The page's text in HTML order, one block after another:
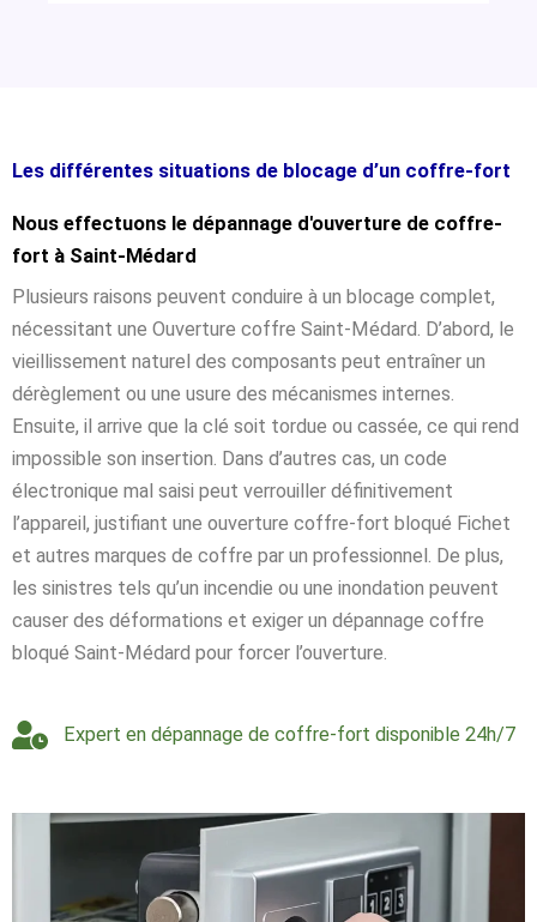
Les différentes situations de blocage d’un coffre-fort
Nous effectuons le dépannage d'ouverture de coffre-
fort à Saint-Médard
Plusieurs raisons peuvent conduire à un blocage complet,
nécessitant une Ouverture coffre Saint-Médard. D’abord, le
vieillissement naturel des composants peut entraîner un
dérèglement ou une usure des mécanismes internes.
Ensuite, il arrive que la clé soit tordue ou cassée, ce qui rend
impossible son insertion. Dans d’autres cas, un code
électronique mal saisi peut verrouiller définitivement
l’appareil, justifiant une ouverture coffre-fort bloqué Fichet
et autres marques de coffre par un professionnel. De plus,
les sinistres tels qu’un incendie ou une inondation peuvent
causer des déformations et exiger un dépannage coffre
bloqué Saint-Médard pour forcer l’ouverture.
Expert en dépannage de coffre-fort disponible 24h/7